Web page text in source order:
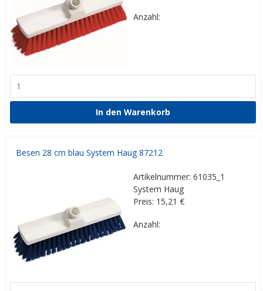
Anzahl:
Besen 28 cm blau System Haug 87212
Artikelnummer: 61035_1
System Haug
Preis: 15,21 €
Anzahl: